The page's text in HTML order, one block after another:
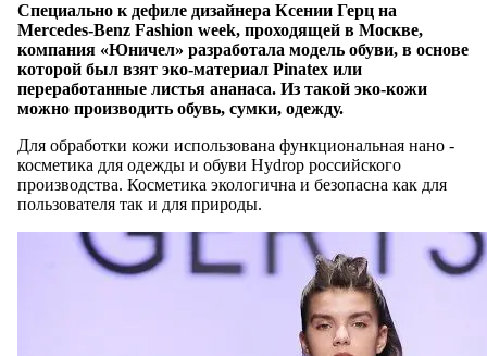
Специально к дефиле дизайнера Ксении Герц на
Mercedes-Benz Fashion week, проходящей в Москве,
компания «Юничел» разработала модель обуви, в основе
которой был взят эко-материал Pinatex или
переработанные листья ананаса. Из такой эко-кожи
можно производить обувь, сумки, одежду.
Для обработки кожи использована функциональная нано -
косметика для одежды и обуви Hydrop российского
производства. Косметика экологична и безопасна как для
пользователя так и для природы.